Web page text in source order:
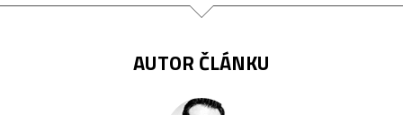
AUTOR ČLÁNKU